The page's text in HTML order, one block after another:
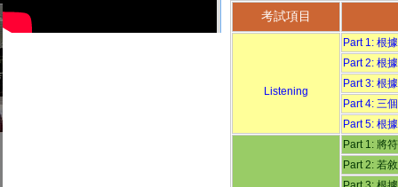
考試項目
Listening
Part 1: 根
Part 2: 根
Part 3: 根
Part 4: 三
Part 5: 根
Part 1: 將
Part 2: 若